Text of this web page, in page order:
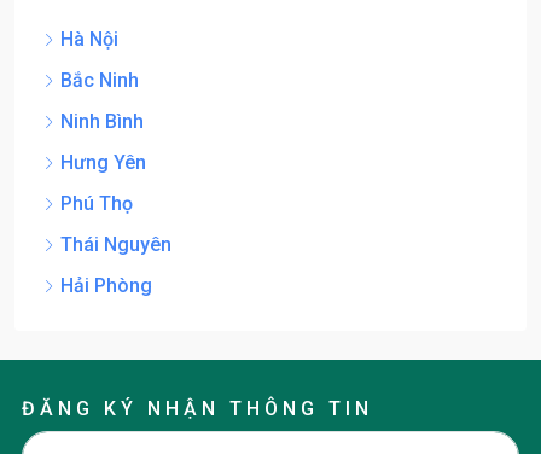
Hà Nội
Bắc Ninh
Ninh Bình
Hưng Yên
Phú Thọ
Thái Nguyên
Hải Phòng
ĐĂNG KÝ NHẬN THÔNG TIN